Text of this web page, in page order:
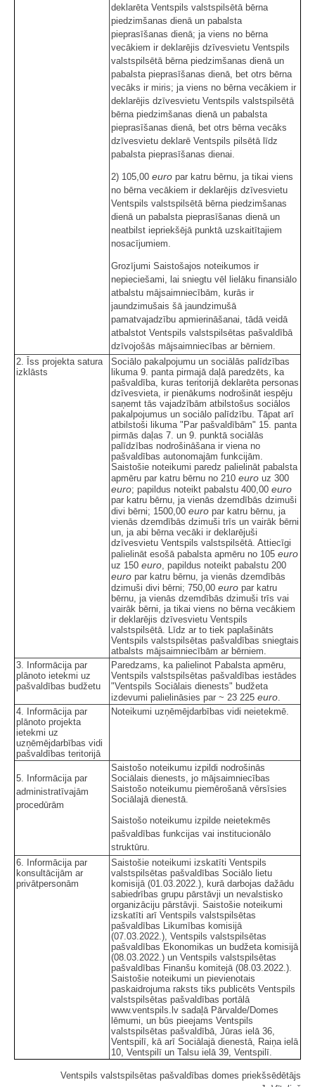
deklarēta Ventspils valstspilsētā bērna
piedzimšanas dienā un pabalsta
pieprasīšanas dienā; ja viens no bērna
vecākiem ir deklarējis dzīvesvietu Ventspils
valstspilsētā bērna piedzimšanas dienā un
pabalsta pieprasīšanas dienā, bet otrs bērna
vecāks ir miris; ja viens no bērna vecākiem ir
deklarējis dzīvesvietu Ventspils valstspilsētā
bērna piedzimšanas dienā un pabalsta
pieprasīšanas dienā, bet otrs bērna vecāks
dzīvesvietu deklarē Ventspils pilsētā līdz
pabalsta pieprasīšanas dienai.
2) 105,00 euro par katru bērnu, ja tikai viens
no bērna vecākiem ir deklarējis dzīvesvietu
Ventspils valstspilsētā bērna piedzimšanas
dienā un pabalsta pieprasīšanas dienā un
neatbilst iepriekšējā punktā uzskaitītajiem
nosacījumiem.
Grozījumi Saistošajos noteikumos ir
nepieciešami, lai sniegtu vēl lielāku finansiālo
atbalstu mājsaimniecībām, kurās ir
jaundzimušais šā jaundzimušā
pamatvajadzību apmierināšanai, tādā veidā
atbalstot Ventspils valstspilsētas pašvaldībā
dzīvojošās mājsaimniecības ar bērniem.
2. Īss projekta satura
izklāsts
Sociālo pakalpojumu un sociālās palīdzības
likuma 9. panta pirmajā daļā paredzēts, ka
pašvaldība, kuras teritorijā deklarēta personas
dzīvesvieta, ir pienākums nodrošināt iespēju
saņemt tās vajadzībām atbilstošus sociālos
pakalpojumus un sociālo palīdzību. Tāpat arī
atbilstoši likuma "Par pašvaldībām" 15. panta
pirmās daļas 7. un 9. punktā sociālās
palīdzības nodrošināšana ir viena no
pašvaldības autonomajām funkcijām.
Saistošie noteikumi paredz palielināt pabalsta
apmēru par katru bērnu no 210 euro uz 300
euro; papildus noteikt pabalstu 400,00 euro
par katru bērnu, ja vienās dzemdībās dzimuši
divi bērni; 1500,00 euro par katru bērnu, ja
vienās dzemdībās dzimuši trīs un vairāk bērni
un, ja abi bērna vecāki ir deklarējuši
dzīvesvietu Ventspils valstspilsētā. Attiecīgi
palielināt esošā pabalsta apmēru no 105 euro
uz 150 euro , papildus noteikt pabalstu 200
euro par katru bērnu, ja vienās dzemdībās
dzimuši divi bērni; 750,00 euro par katru
bērnu, ja vienās dzemdībās dzimuši trīs vai
vairāk bērni, ja tikai viens no bērna vecākiem
ir deklarējis dzīvesvietu Ventspils
valstspilsētā. Līdz ar to tiek paplašināts
Ventspils valstspilsētas pašvaldības sniegtais
atbalsts mājsaimniecībām ar bērniem.
3. Informācija par
plānoto ietekmi uz
pašvaldības budžetu
Paredzams, ka palielinot Pabalsta apmēru,
Ventspils valstspilsētas pašvaldības iestādes
"Ventspils Sociālais dienests" budžeta
izdevumi palielināsies par ~ 23 225 euro
4. Informācija par
plānoto projekta
ietekmi uz
uzņēmējdarbības vidi
pašvaldības teritorijā
Noteikumi uzņēmējdarbības vidi neietekmē.
5. Informācija par
administratīvajām
procedūrām
Saistošo noteikumu izpildi nodrošinās
Sociālais dienests, jo mājsaimniecības
Saistošo noteikumu piemērošanā vērsīsies
Sociālajā dienestā.
Saistošo noteikumu izpilde neietekmēs
pašvaldības funkcijas vai institucionālo
struktūru.
6. Informācija par
konsultācijām ar
privātpersonām
Saistošie noteikumi izskatīti Ventspils
valstspilsētas pašvaldības Sociālo lietu
komisijā (01.03.2022.), kurā darbojas dažādu
sabiedrības grupu pārstāvji un nevalstisko
organizāciju pārstāvji. Saistošie noteikumi
izskatīti arī Ventspils valstspilsētas
pašvaldības Likumības komisijā
(07.03.2022.), Ventspils valstspilsētas
pašvaldības Ekonomikas un budžeta komisijā
(08.03.2022.) un Ventspils valstspilsētas
pašvaldības Finanšu komitejā (08.03.2022.).
Saistošie noteikumi un pievienotais
paskaidrojuma raksts tiks publicēts Ventspils
valstspilsētas pašvaldības portālā
www.ventspils.lv sadaļā Pārvalde/Domes
lēmumi, un būs pieejams Ventspils
valstspilsētas pašvaldībā, Jūras ielā 36,
Ventspilī, kā arī Sociālajā dienestā, Raiņa ielā
10, Ventspilī un Talsu ielā 39, Ventspilī.
Ventspils valstspilsētas pašvaldības domes priekšsēdētājs